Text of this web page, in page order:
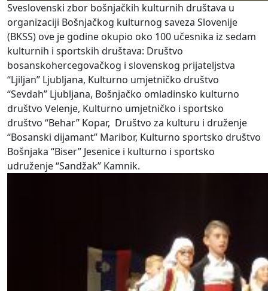
Sveslovenski zbor bošnjačkih kulturnih društava u
organizaciji Bošnjačkog kulturnog saveza Slovenije
(BKSS) ove je godine okupio oko 100 učesnika iz sedam
kulturnih i sportskih društava: Društvo
bosanskohercegovačkog i slovenskog prijateljstva
“Ljiljan” Ljubljana, Kulturno umjetničko društvo
“Sevdah” Ljubljana, Bošnjačko omladinsko kulturno
društvo Velenje, Kulturno umjetničko i sportsko
društvo “Behar” Kopar, Društvo za kulturu i druženje
“Bosanski dijamant” Maribor, Kulturno sportsko društvo
Bošnjaka “Biser” Jesenice i kulturno i sportsko
udruženje “Sandžak” Kamnik.